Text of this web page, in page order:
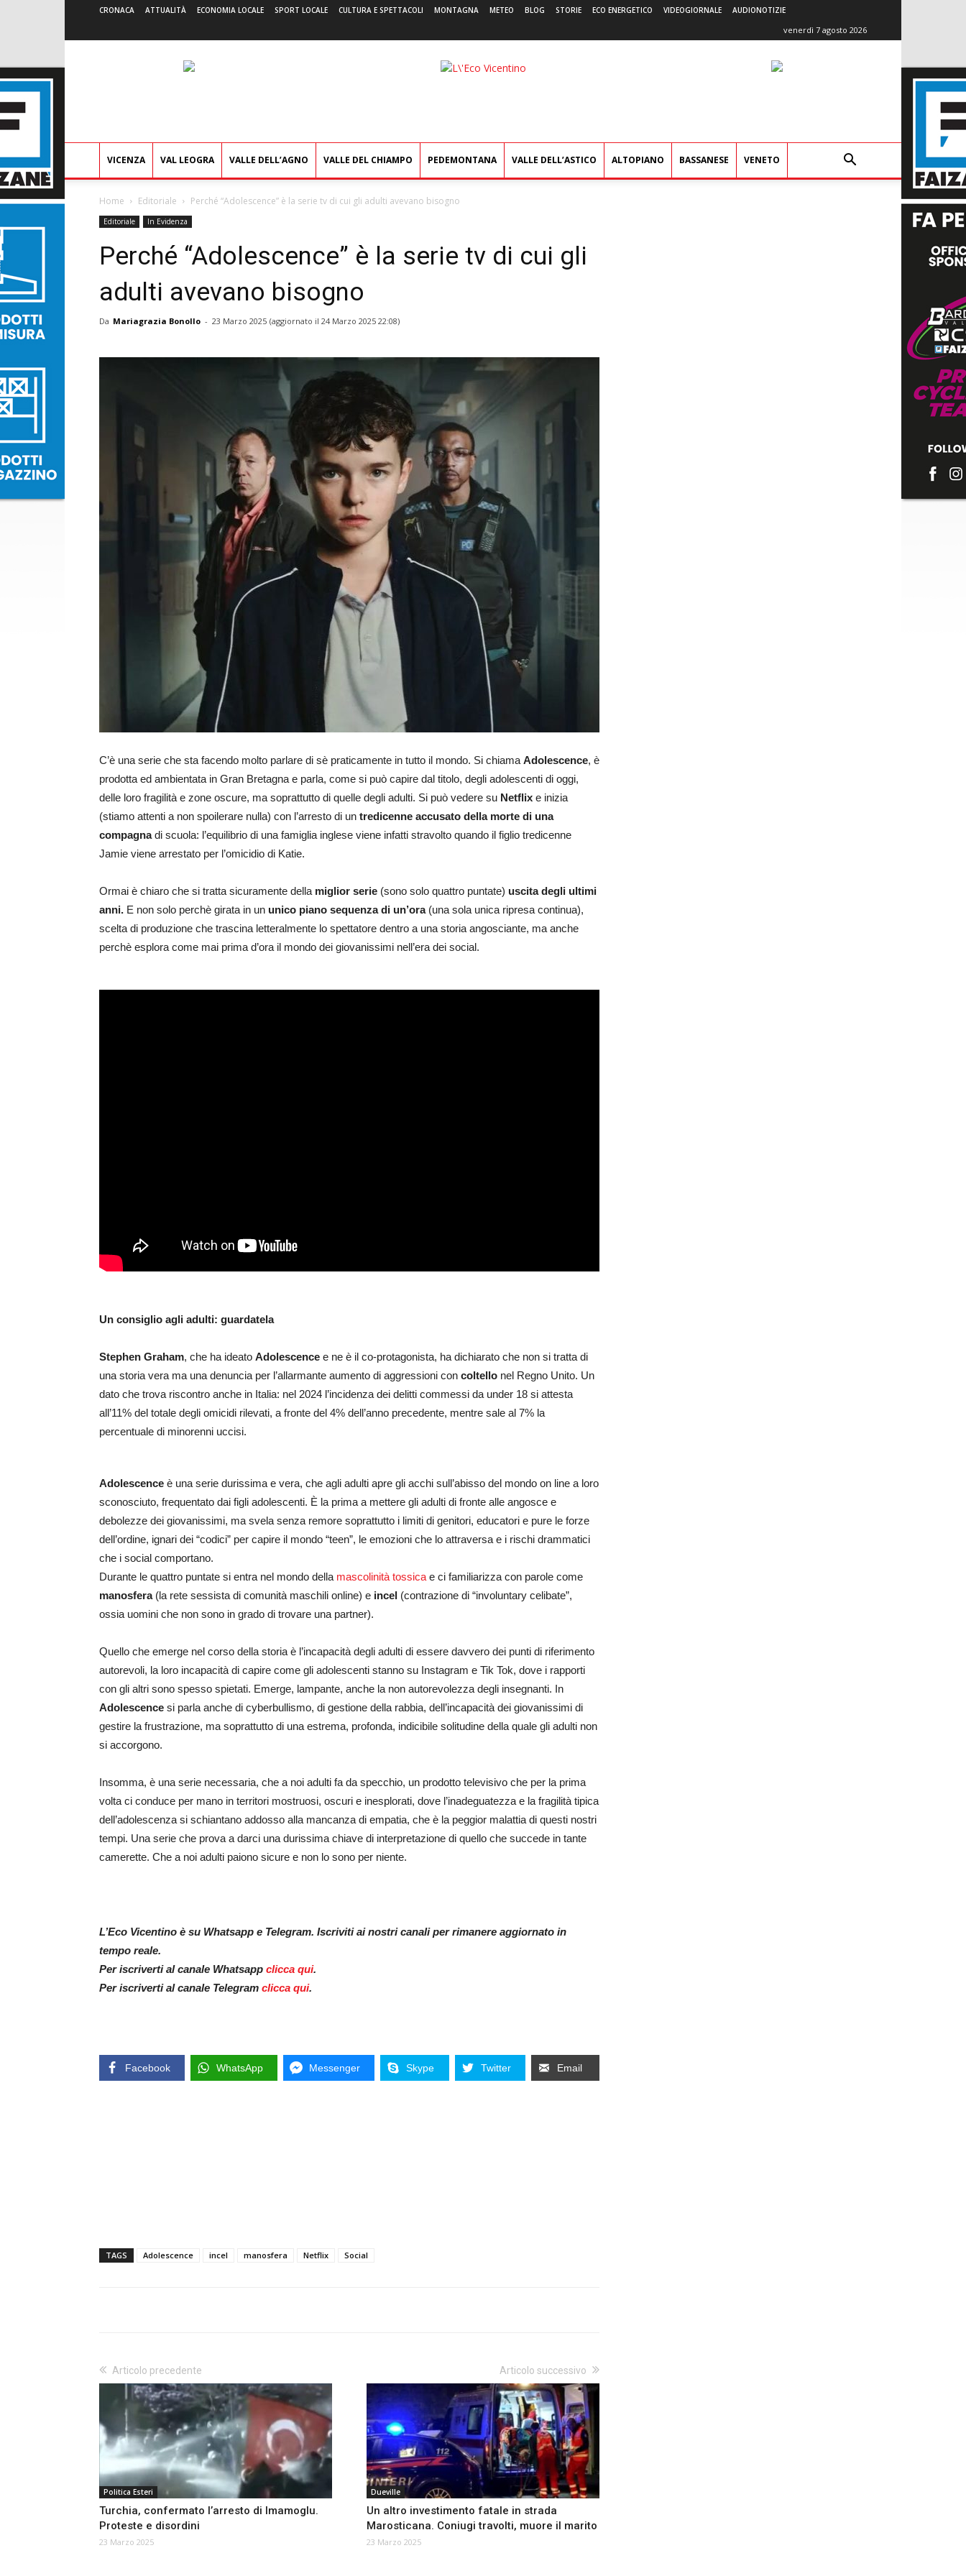
CRONACA ATTUALITÀ ECONOMIA LOCALE SPORT LOCALE CULTURA E SPETTACOLI MONTAGNA METEO BLOG STORIE ECO ENERGETICO VIDEOGIORNALE AUDIONOTIZIE
venerdì 7 agosto 2026
L'Eco
VICENZA VAL LEOGRA VALLE DELL’AGNO VALLE DEL CHIAMPO PEDEMONTANA VALLE DELL’ASTICO ALTOPIANO BASSANESE VENETO
Home Editoriale Perché “Adolescence” è la serie tv di cui gli adulti avevano bisogno
Editoriale In Evidenza
Perché “Adolescence” è la serie tv di cui gli
adulti avevano bisogno
Da Mariagrazia Bonollo - 23 Marzo 2025 (aggiornato il 24 Marzo 2025 22:08)
C’è una serie che sta facendo molto parlare di sè praticamente in tutto il mondo. Si chiama Adolescence, è
prodotta ed ambientata in Gran Bretagna e parla, come si può capire dal titolo, degli adolescenti di oggi,
delle loro fragilità e zone oscure, ma soprattutto di quelle degli adulti. Si può vedere su Netflix e inizia
(stiamo attenti a non spoilerare nulla) con l’arresto di un tredicenne accusato della morte di una
compagnadi scuola: l’equilibrio di una famiglia inglese viene infatti stravolto quando il figlio tredicenne
Jamie viene arrestato per l’omicidio di Katie.
Ormai è chiaro che si tratta sicuramente della miglior serie (sono solo quattro puntate) uscita degli ultimi
anni. E non solo perchè girata in un unico piano sequenza di un’ora(una sola unica ripresa continua),
scelta di produzione che trascina letteralmente lo spettatore dentro a una storia angosciante, ma anche
perchè esplora come mai prima d’ora il mondo dei giovanissimi nell’era dei social.
Un consiglio agli adulti: guardatela
Stephen Graham, che ha ideato Adolescence e ne è il co-protagonista, ha dichiarato che non si tratta di
una storia vera ma una denuncia per l’allarmante aumento di aggressioni con coltello nel Regno Unito. Un
dato che trova riscontro anche in Italia: nel 2024 l’incidenza dei delitti commessi da under 18 si attesta
all’11% del totale degli omicidi rilevati, a fronte del 4% dell’anno precedente, mentre sale al 7% la
percentuale di minorenni uccisi.
Adolescence è una serie durissima e vera, che agli adulti apre gli acchi sull’abisso del mondo on line a loro
sconosciuto, frequentato dai figli adolescenti. È la prima a mettere gli adulti di fronte alle angosce e
debolezze dei giovanissimi, ma svela senza remore soprattutto i limiti di genitori, educatori e pure le forze
dell’ordine, ignari dei “codici” per capire il mondo “teen”, le emozioni che lo attraversa e i rischi drammatici
che i social comportano.
Durante le quattro puntate si entra nel mondo della mascolinità tossica e ci familiarizza con parole come
manosfera(la rete sessista di comunità maschili online) e incel (contrazione di “involuntary celibate”,
ossia uomini che non sono in grado di trovare una partner).
Quello che emerge nel corso della storia è l’incapacità degli adulti di essere davvero dei punti di riferimento
autorevoli, la loro incapacità di capire come gli adolescenti stanno su Instagram e Tik Tok, dove i rapporti
con gli altri sono spesso spietati. Emerge, lampante, anche la non autorevolezza degli insegnanti. In
Adolescence si parla anche di cyberbullismo, di gestione della rabbia, dell’incapacità dei giovanissimi di
gestire la frustrazione, ma soprattutto di una estrema, profonda, indicibile solitudine della quale gli adulti non
si accorgono.
Insomma, è una serie necessaria, che a noi adulti fa da specchio, un prodotto televisivo che per la prima
volta ci conduce per mano in territori mostruosi, oscuri e inesplorati, dove l’inadeguatezza e la fragilità tipica
dell’adolescenza si schiantano addosso alla mancanza di empatia, che è la peggior malattia di questi nostri
tempi. Una serie che prova a darci una durissima chiave di interpretazione di quello che succede in tante
camerette. Che a noi adulti paiono sicure e non lo sono per niente.
L’Eco Vicentino è su Whatsapp e Telegram. Iscriviti ai nostri canali per rimanere aggiornato in
tempo reale.
Per iscriverti al canale Whatsapp clicca qui.
Per iscriverti al canale Telegram clicca qui.
Facebook WhatsApp Messenger Skype Twitter Email
TAGS Adolescence incel manosfera Netflix Social
Articolo precedente
Politica Esteri
Turchia, confermato l’arresto di Imamoglu.
Proteste e disordini
23 Marzo 2025
Articolo successivo
Dueville
Un altro investimento fatale in strada
Marosticana. Coniugi travolti, muore il marito
23 Marzo 2025